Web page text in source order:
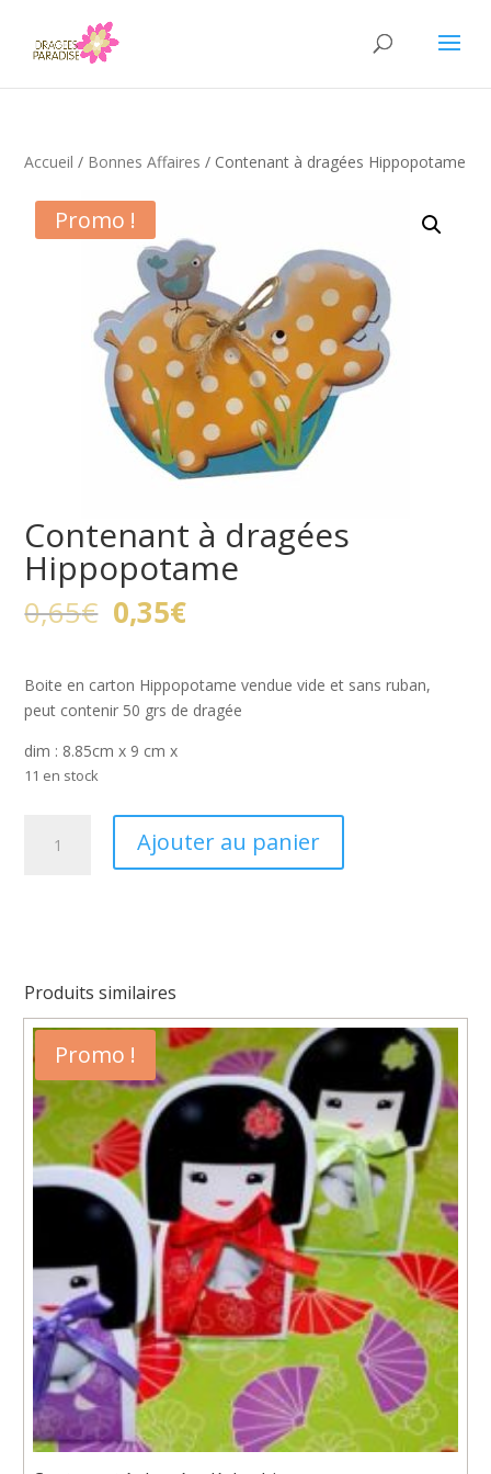
Accueil / Bonnes Affaires / Contenant à dragées Hippopotame
Promo !
Contenant à dragées
Hippopotame
0,65€ Le
prix
était :
0,65€.
0,35€Le
est :
0,35€.
Boite en carton Hippopotame vendue vide et sans ruban,
peut contenir 50 grs de dragée
dim : 8.85cm x 9 cm x
11 en stock
Ajouter au panier
Produits similaires
Promo !